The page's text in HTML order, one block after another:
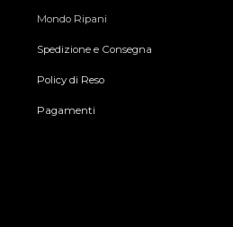
Mondo Ripani
Spedizione e Consegna
Policy di Reso
Pagamenti